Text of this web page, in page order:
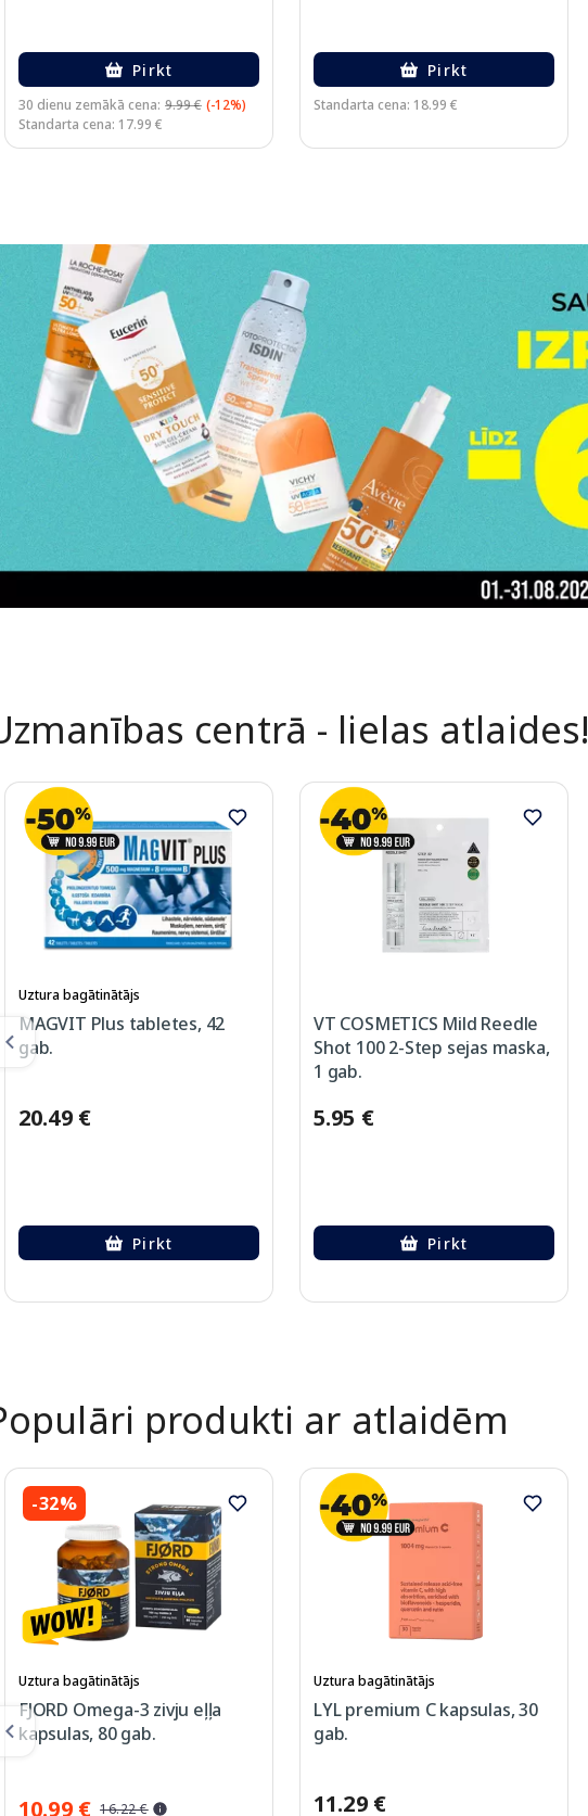
Pirkt
30 dienu zemākā cena: 9.99 € (-12%)
Standarta cena: 17.99 €
Pirkt
Standarta cena: 18.99 €
centrā - lielas atlaides!
Uztura bagātinātājs
MAGVIT Plus tabletes, 42
gab.
20.49 €
Pirkt
VT COSMETICS Mild Reedle
Shot 100 2-Step sejas maska,
1 gab.
5.95 €
Pirkt
produkti ar atlaidēm
-32%
Uztura bagātinātājs
FJORD Omega-3 zivju eļļa
kapsulas, 80 gab.
10.99 € 16.22 €
Uztura bagātinātājs
LYL premium C kapsulas, 30
gab.
11.29 €